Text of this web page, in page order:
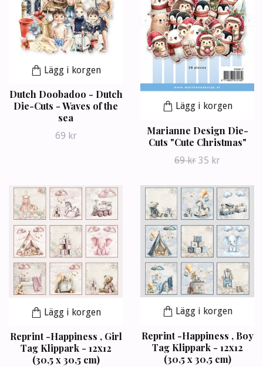
Lägg i korgen
Dutch Doobadoo - Dutch
Die-Cuts - Waves of the
sea
69 kr
Lägg i korgen
Marianne Design Die-
Cuts "Cute Christmas"
69 kr 35 kr
Lägg i korgen
Reprint -Happiness , Girl
Tag Klippark - 12x12
(30,5 x 30,5 cm)
Lägg i korgen
Reprint -Happiness , Boy
Tag Klippark - 12x12
(30,5 x 30,5 cm)